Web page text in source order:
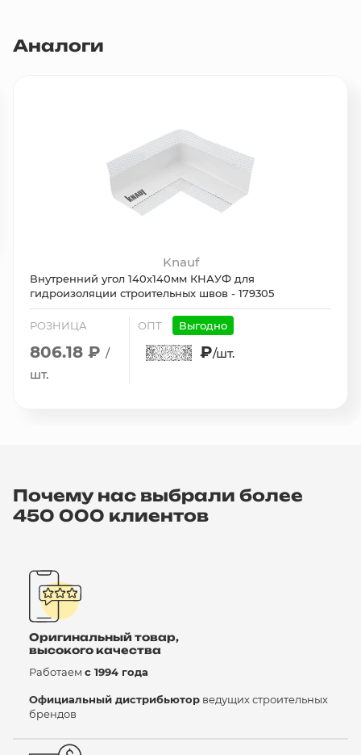
Аналоги
Knauf
Внутренний угол 140х140мм КНАУФ для
гидроизоляции строительных швов - 179305
РОЗНИЦА
806.18 ₽ /
шт.
ОПТ Выгодно
₽/шт.
Почему нас выбрали более
450 000 клиентов
Оригинальный товар,
высокого качества
Работаем с 1994 года
Официальный дистрибьютор ведущих строительных
брендов